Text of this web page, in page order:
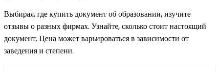
Выбирая, где купить документ об образовании, изучите
отзывы о разных фирмах. Узнайте, сколько стоит настоящий
документ. Цена может варьироваться в зависимости от
заведения и степени.